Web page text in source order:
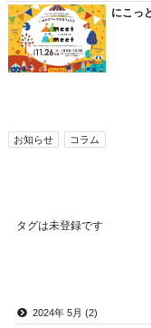
にこっ
お知らせ コラム
タグは未登録です
2024年 5月 (2)